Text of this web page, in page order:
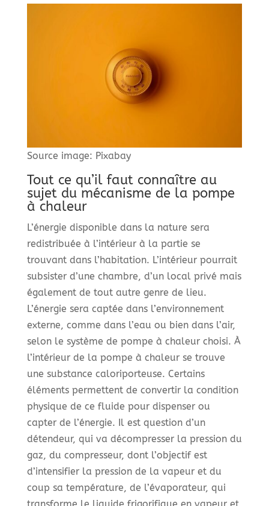
Source image: Pixabay
Tout ce qu’il faut connaître au
sujet du mécanisme de la pompe
à chaleur
L’énergie disponible dans la nature sera
redistribuée à l’intérieur à la partie se
trouvant dans l’habitation. L’intérieur pourrait
subsister d’une chambre, d’un local privé mais
également de tout autre genre de lieu.
L’énergie sera captée dans l’environnement
externe, comme dans l’eau ou bien dans l’air,
selon le système de pompe à chaleur choisi. À
l’intérieur de la pompe à chaleur se trouve
une substance caloriporteuse. Certains
éléments permettent de convertir la condition
physique de ce fluide pour dispenser ou
capter de l’énergie. Il est question d’un
détendeur, qui va décompresser la pression du
gaz, du compresseur, dont l’objectif est
d’intensifier la pression de la vapeur et du
coup sa température, de l’évaporateur, qui